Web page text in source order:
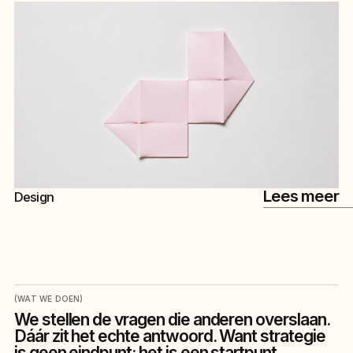
Design Lees meer
(WAT WE DOEN)
We stellen de vragen die anderen overslaan.
Dáár zit het echte antwoord. Want strategie